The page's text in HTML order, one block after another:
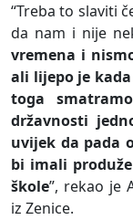
“Treba to slaviti
da nam i nije
vremena i
ali lijepo je
toga
državnosti
uvijek da pada
bi imali
škole”, rekao je
iz Zenice.